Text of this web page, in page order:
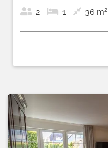
2 1 36 m2